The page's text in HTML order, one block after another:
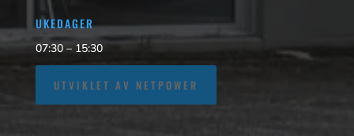
UKEDAGER
07:30 – 15:30
UTVIKLET AV NETPOWER